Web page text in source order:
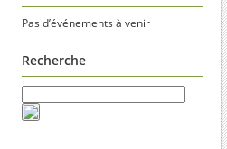
Pas d’événements à venir
Recherche